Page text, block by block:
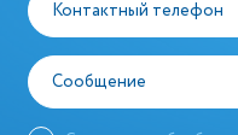
Контактный телефон
Сообщение